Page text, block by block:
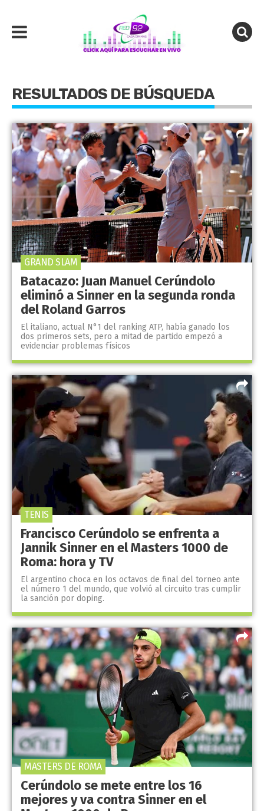
RESULTADOS DE BÚSQUEDA
Batacazo: Juan Manuel Cerúndolo
eliminó a Sinner en la segunda ronda
del Roland Garros
El italiano, actual N°1 del ranking ATP, había ganado los
dos primeros sets, pero a mitad de partido empezó a
evidenciar problemas físicos
GRAND SLAM
Francisco Cerúndolo se enfrenta a
Jannik Sinner en el Masters 1000 de
Roma: hora y TV
El argentino choca en los octavos de final del torneo ante
el número 1 del mundo, que volvió al circuito tras cumplir
la sanción por doping.
TENIS
Cerúndolo se mete entre los 16
mejores y va contra Sinner en el
MASTERS DE ROMA